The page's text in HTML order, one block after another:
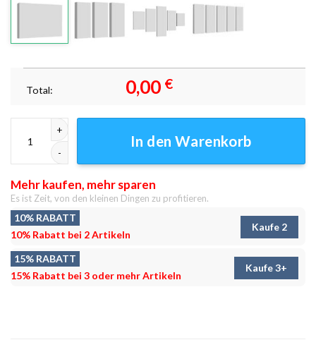
Total: 0,00 €
In den Warenkorb
Mehr kaufen, mehr sparen
Es ist Zeit, von den kleinen Dingen zu profitieren.
10% RABATT
10% Rabatt bei 2 Artikeln
Kaufe 2
15% RABATT
15% Rabatt bei 3 oder mehr Artikeln
Kaufe 3+